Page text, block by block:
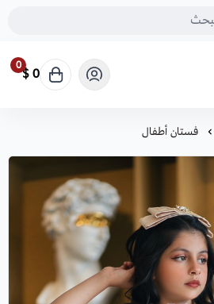
0 0 $
فستان أطفال